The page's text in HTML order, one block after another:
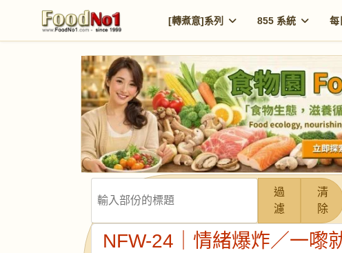
[轉煮意]系列 855 系統 每
過
濾
清
除
NFW-24｜情緒爆炸／一嚟